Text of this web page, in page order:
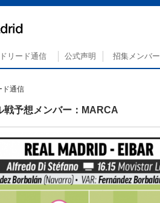
リード通信 公式声明 招集メンバー
ド通信
戦予想メンバー：MARCA